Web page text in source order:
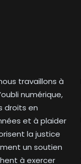
travaillons à
numérique,
droits en
et à plaider
la justice
un soutien
à exercer